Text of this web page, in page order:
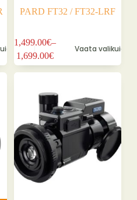
PARD FT32 / FT32-LRF
1,499.00€–
1,699.00€
Hinnavahemik:
1,499.00€
kuni
Vaata valikuid
Sellel
tootel
on
mitu
tootelehel.